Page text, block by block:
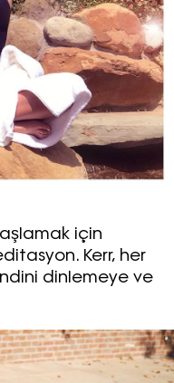
için
Kerr, her
dinlemeye ve